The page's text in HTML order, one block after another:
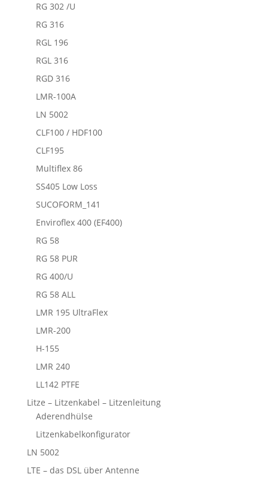
RG 302 /U
RG 316
RGL 196
RGL 316
RGD 316
LMR-100A
LN 5002
CLF100 / HDF100
CLF195
Multiflex 86
SS405 Low Loss
SUCOFORM_141
Enviroflex 400 (EF400)
RG 58
RG 58 PUR
RG 400/U
RG 58 ALL
LMR 195 UltraFlex
LMR-200
H-155
LMR 240
LL142 PTFE
Litze – Litzenkabel – Litzenleitung
Aderendhülse
Litzenkabelkonfigurator
LN 5002
LTE – das DSL über Antenne